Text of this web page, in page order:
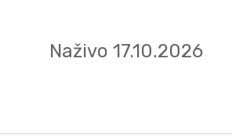
Naživo 17.10.2026